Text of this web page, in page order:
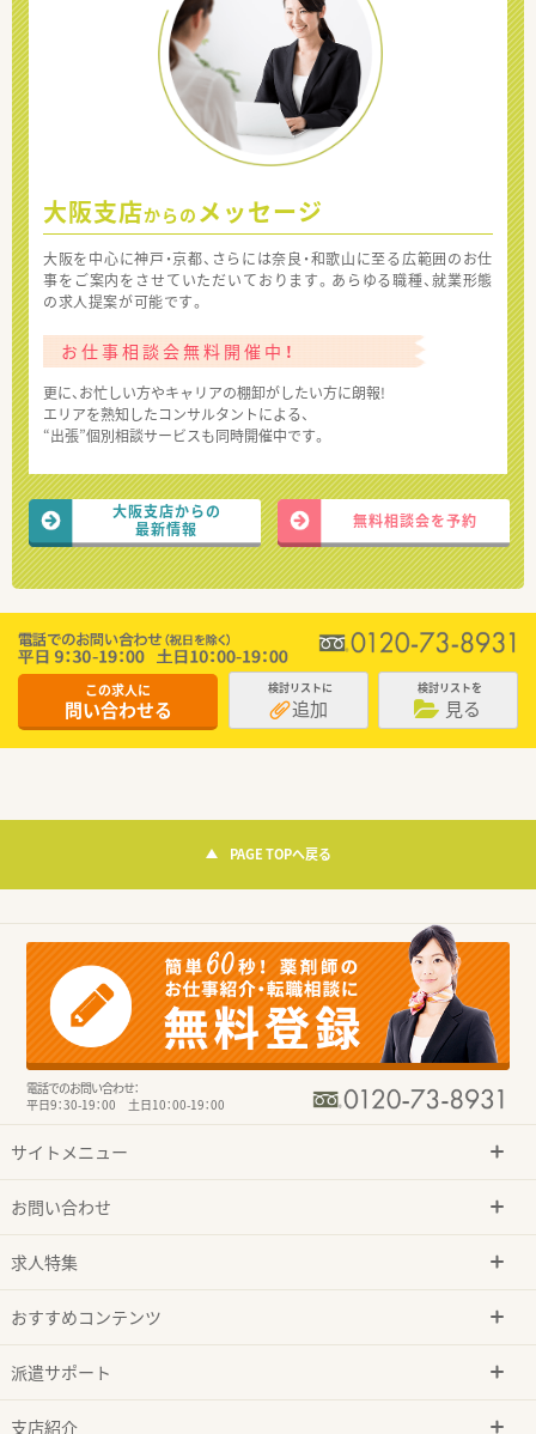
大阪支店からの メッセージ
大阪を中心に神戸・京都、さらには奈良・和歌山に至る広範囲のお仕
事をご案内をさせていただいております。あらゆる職種、就業形態
の求人提案が可能です。
お仕事相談会無料開催中！
更に、お忙しい方やキャリアの棚卸がしたい方に朗報!
エリアを熟知したコンサルタントによる、
“出張”個別相談サービスも同時開催中です。
大阪支店からの
最新情報
無料相談会を予約
この求人に
問い合わせる
検討リストに
追加
検討リストを
見る
PAGE TOPへ戻る
電話でのお問い合わせ：
平日9：30-19：00 土日10：00-19：00
サイトメニュー
お問い合わせ
求人特集
おすすめコンテンツ
派遣サポート
支店紹介